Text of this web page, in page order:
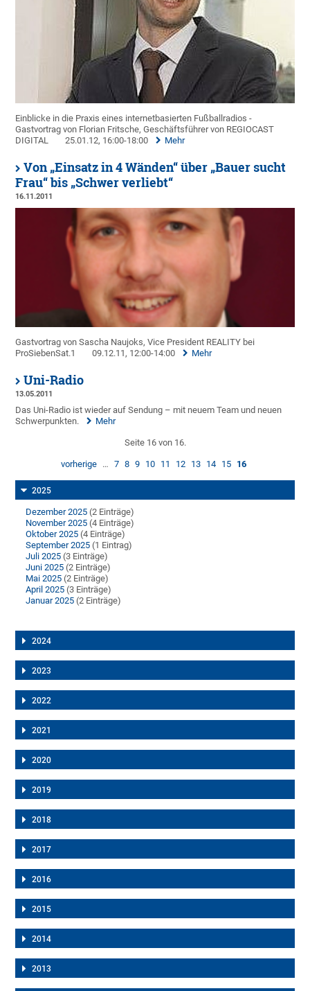
Einblicke in die Praxis eines internetbasierten Fußballradios -
Gastvortrag von Florian Fritsche, Geschäftsführer von REGIOCAST
DIGITAL
25.01.12, 16:00-18:00 Mehr
Von „Einsatz in 4 Wänden“ über „Bauer sucht
Frau“ bis „Schwer verliebt“
16.11.2011
Gastvortrag von Sascha Naujoks, Vice President REALITY bei
ProSiebenSat.1
09.12.11, 12:00-14:00 Mehr
Uni-Radio
13.05.2011
Das Uni-Radio ist wieder auf Sendung – mit neuem Team und neuen
Schwerpunkten.
Mehr
Seite 16 von 16.
vorherige … 7 8 9 10 11 12 13 14 15 16
2025
Dezember 2025 (2 Einträge)
November 2025 (4 Einträge)
Oktober 2025 (4 Einträge)
September 2025 (1 Eintrag)
Juli 2025 (3 Einträge)
Juni 2025 (2 Einträge)
Mai 2025 (2 Einträge)
April 2025 (3 Einträge)
Januar 2025 (2 Einträge)
2024
2023
2022
2021
2020
2019
2018
2017
2016
2015
2014
2013